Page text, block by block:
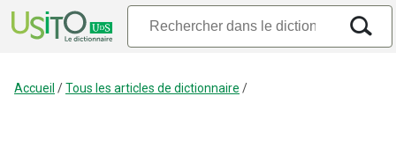
Accueil /Tous les articles de dictionnaire /